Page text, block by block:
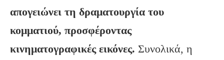
απογειώνει τη δραματουργία του
κομματιού, προσφέροντας
κινηματογραφικές εικόνες. Συνολικά, η